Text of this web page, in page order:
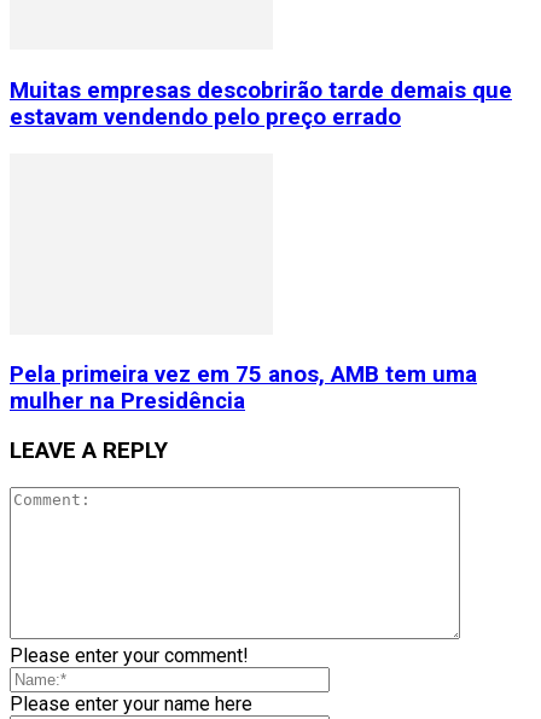
Muitas empresas descobrirão tarde demais que
estavam vendendo pelo preço errado
Pela primeira vez em 75 anos, AMB tem uma
mulher na Presidência
LEAVE A REPLY
Please enter your comment!
Please enter your name here